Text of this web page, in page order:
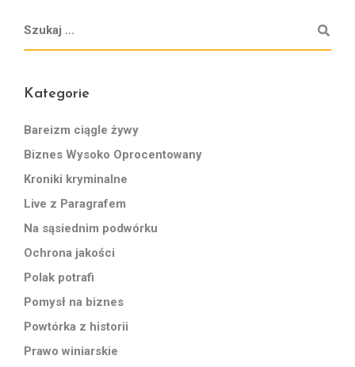
Kategorie
Bareizm ciągle żywy
Biznes Wysoko Oprocentowany
Kroniki kryminalne
Live z Paragrafem
Na sąsiednim podwórku
Ochrona jakości
Polak potrafi
Pomysł na biznes
Powtórka z historii
Prawo winiarskie